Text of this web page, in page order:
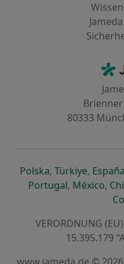
80333
Polskaöffnet in einer
, Türkiyeöffnet
, España
Portugalöffnet in
, México,
VERORDNUNG
15.395.179